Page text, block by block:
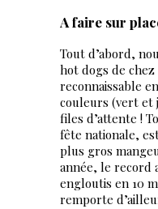
A faire sur
Tout d’abord,
hot dogs de chez
reconnaissable
couleurs (vert et
files d’attente !
fête nationale,
plus gros
année, le record
engloutis en 10
remporte